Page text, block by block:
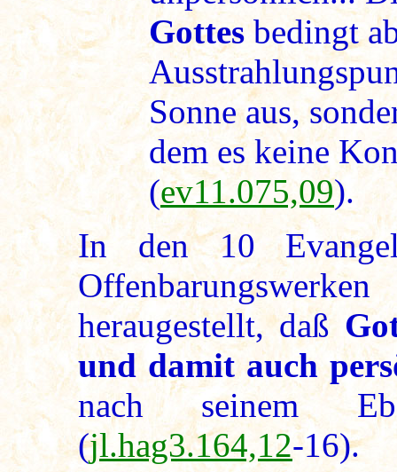
Gottesbedingt
Sonne aus,
dem es keine
(ev11.075,09).
In den 10
heraugestellt, daß
und damit auch
nach seinem
(jl.hag3.164,12-16).